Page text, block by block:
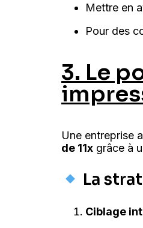
Mettre en
Pour des
3. Le
Une entreprise
de 11x grâce à
La
Ciblage